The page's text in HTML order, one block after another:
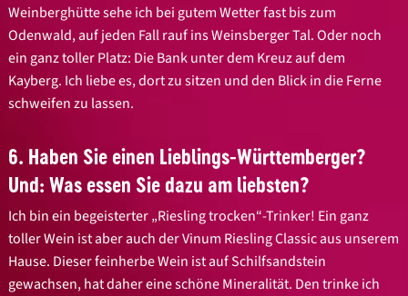
Weinberghütte sehe ich bei gutem Wetter fast bis zum
Odenwald, auf jeden Fall rauf ins Weinsberger Tal. Oder noch
ein ganz toller Platz: Die Bank unter dem Kreuz auf dem
Kayberg. Ich liebe es, dort zu sitzen und den Blick in die Ferne
schweifen zu lassen.
6. Haben Sie einen Lieblings-Württemberger?
Und: Was essen Sie dazu am liebsten?
Ich bin ein begeisterter „Riesling trocken“-Trinker! Ein ganz
toller Wein ist aber auch der Vinum Riesling Classic aus unserem
Hause. Dieser feinherbe Wein ist auf Schilfsandstein
gewachsen, hat daher eine schöne Mineralität. Den trinke ich